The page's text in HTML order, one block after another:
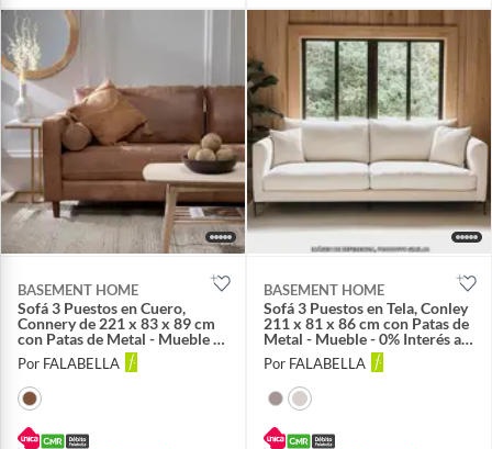
BASEMENT HOME
Sofá 3 Puestos en Cuero,
Connery de 221 x 83 x 89 cm
con Patas de Metal - Mueble -
0% Interés a 3, 6 o 12 Cuotas
Pagando con tu CMR Banco
Falabella
Por FALABELLA
BASEMENT HOME
Sofá 3 Puestos en Tela, Conley
211 x 81 x 86 cm con Patas de
Metal - Mueble - 0% Interés a
3, 6 o 12 Cuotas Pagando con
tu CMR Banco Falabella
Por FALABELLA